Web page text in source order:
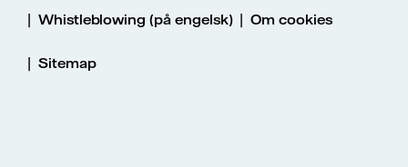
| Whistleblowing (på engelsk)|Om cookies
| Sitemap